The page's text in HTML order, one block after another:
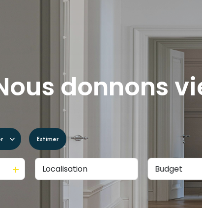
donnons
à l'année
Estimer
Budget